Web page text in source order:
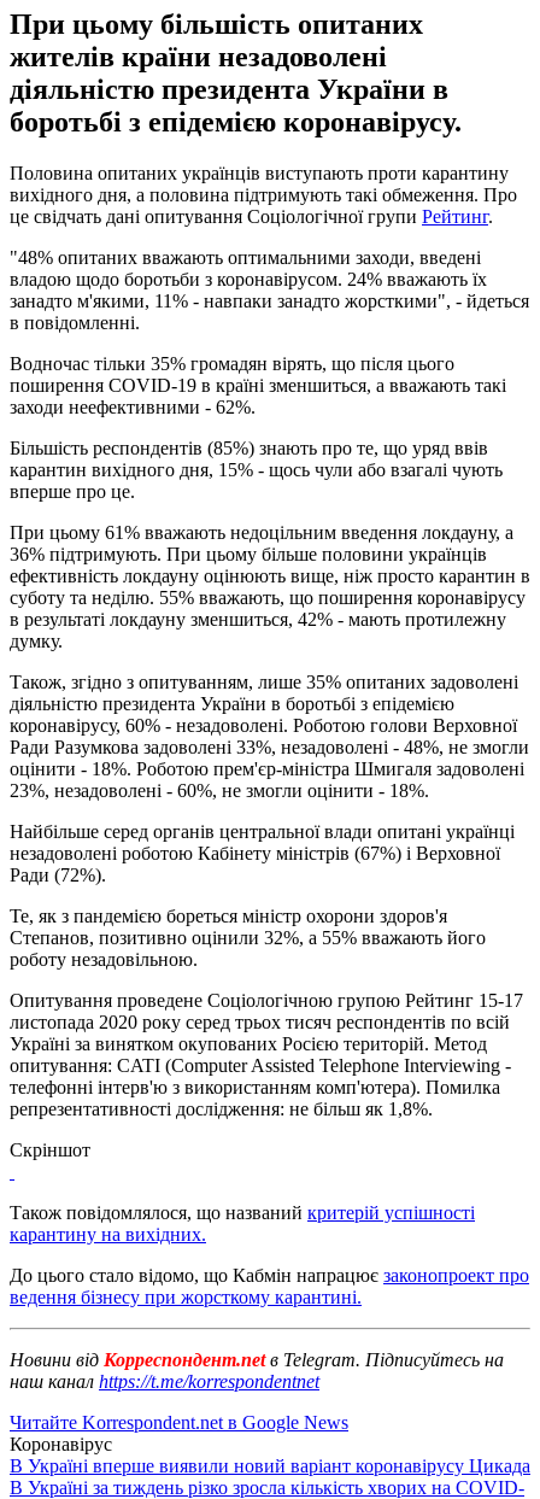
При цьому більшість опитаних
жителів країни незадоволені
діяльністю президента України в
боротьбі з епідемією коронавірусу.
Половина опитаних українців виступають проти карантину
вихідного дня, а половина підтримують такі обмеження. Про
це свідчать дані опитування Соціологічної групи Рейтинг.
"48% опитаних вважають оптимальними заходи, введені
владою щодо боротьби з коронавірусом. 24% вважають їх
занадто м'якими, 11% - навпаки занадто жорсткими", - йдеться
в повідомленні.
Водночас тільки 35% громадян вірять, що після цього
поширення COVID-19 в країні зменшиться, а вважають такі
заходи неефективними - 62%.
Більшість респондентів (85%) знають про те, що уряд ввів
карантин вихідного дня, 15% - щось чули або взагалі чують
вперше про це.
При цьому 61% вважають недоцільним введення локдауну, а
36% підтримують. При цьому більше половини українців
ефективність локдауну оцінюють вище, ніж просто карантин в
суботу та неділю. 55% вважають, що поширення коронавірусу
в результаті локдауну зменшиться, 42% - мають протилежну
думку.
Також, згідно з опитуванням, лише 35% опитаних задоволені
діяльністю президента України в боротьбі з епідемією
коронавірусу, 60% - незадоволені. Роботою голови Верховної
Ради Разумкова задоволені 33%, незадоволені - 48%, не змогли
оцінити - 18%. Роботою прем'єр-міністра Шмигаля задоволені
23%, незадоволені - 60%, не змогли оцінити - 18%.
Найбільше серед органів центральної влади опитані українці
незадоволені роботою Кабінету міністрів (67%) і Верховної
Ради (72%).
Те, як з пандемією бореться міністр охорони здоров'я
Степанов, позитивно оцінили 32%, а 55% вважають його
роботу незадовільною.
Опитування проведене Соціологічною групою Рейтинг 15-17
листопада 2020 року серед трьох тисяч респондентів по всій
Україні за винятком окупованих Росією територій. Метод
опитування: CATI (Computer Assisted Telephone Interviewing -
телефонні інтерв'ю з використанням комп'ютера). Помилка
репрезентативності дослідження: не більш як 1,8%.
Скріншот
Також повідомлялося, що названий критерій успішності
карантину на вихідних.
До цього стало відомо, що Кабмін напрацює законопроект про
ведення бізнесу при жорсткому карантині.
Новини від Корреспондент.netв Telegram. Підписуйтесь на
наш канал https://t.me/korrespondentnet
Читайте Korrespondent.net в Google News
Коронавірус
В Україні вперше виявили новий варіант коронавірусу Цикада
В Україні за тиждень різко зросла кількість хворих на COVID-